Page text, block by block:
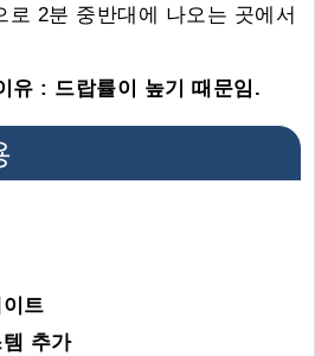
로 2분 중반대에 나오는 곳에서
유 : 드랍률이 높기 때문임.
트
추가